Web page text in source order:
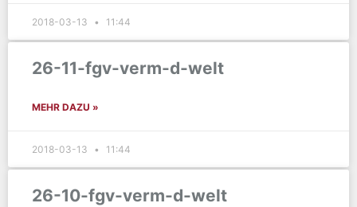
2018-03-13 11:44
26-11-fgv-verm-d-welt
MEHR DAZU »
2018-03-13 11:44
26-10-fgv-verm-d-welt